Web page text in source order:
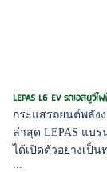
LEPAS L6 EV รถเอสยูวี
กระแสรถยนต์พลัง
ล่าสุด LEPAS แบร
ได้เปิดตัวอย่างเป็น
...